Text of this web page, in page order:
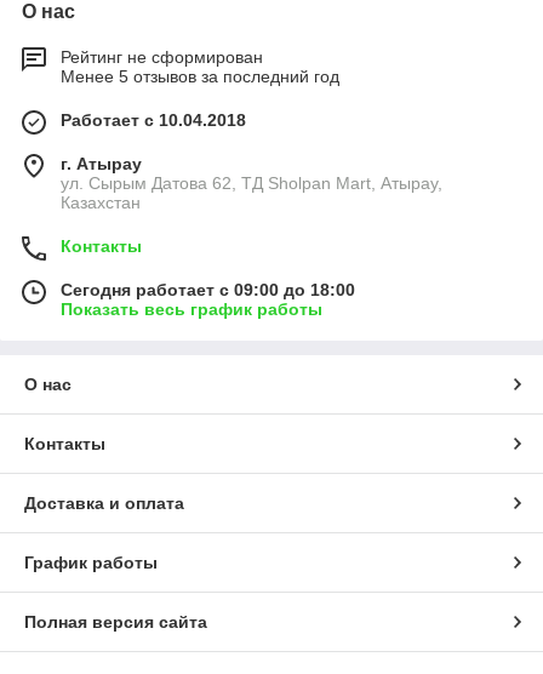
О нас
Рейтинг не сформирован
Менее 5 отзывов за последний год
Работает с 10.04.2018
г. Атырау
ул. Сырым Датова 62, ТД Sholpan Mart, Атырау,
Казахстан
Контакты
Сегодня работает с 09:00 до 18:00
Показать весь график работы
О нас
Контакты
Доставка и оплата
График работы
Полная версия сайта